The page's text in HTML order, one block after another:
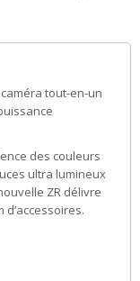
tout-en-un
des couleurs
ultra lumineux
ZR délivre